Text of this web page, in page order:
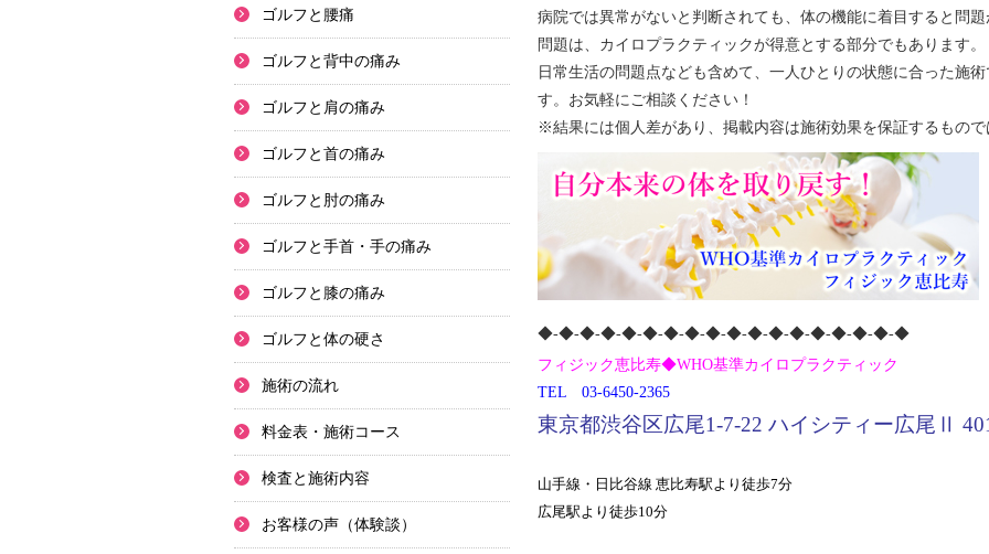
病院では異常がないと判断されても、体の機能に着目すると問
問題は、カイロプラクティックが得意とする部分でもあります。
日常生活の問題点なども含めて、一人ひとりの状態に合った施
す。お気軽にご相談ください！
※結果には個人差があり、掲載内容は施術効果を保証するもので
◆‐◆‐◆‐◆‐◆‐◆‐◆‐◆‐◆-◆‐◆‐◆‐◆‐◆‐◆‐◆‐◆‐◆
フィジック恵比寿◆WHO基準カイロプラクティック
TEL 03-6450-2365
東京都渋谷区広尾1-7-22 ハイシティー広尾Ⅱ
山手線・日比谷線 恵比寿駅より徒歩7分
広尾駅より徒歩10分
ゴルフと腰痛
ゴルフと背中の痛み
ゴルフと肩の痛み
ゴルフと首の痛み
ゴルフと肘の痛み
ゴルフと手首・手の痛み
ゴルフと膝の痛み
ゴルフと体の硬さ
施術の流れ
料金表・施術コース
検査と施術内容
お客様の声（体験談）